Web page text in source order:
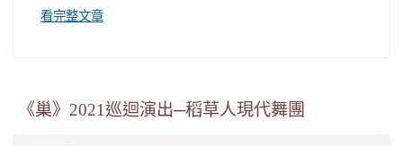
看完整文章
《巢》2021巡迴演出─稻草人現代舞團